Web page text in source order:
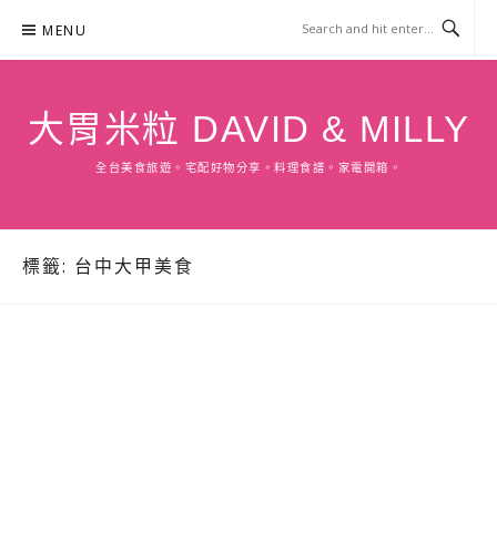
content
MENU
大胃米粒 DAVID & MILLY
全台美食旅遊。宅配好物分享。料理食譜。家電開箱。
標籤: 台中大甲美食